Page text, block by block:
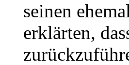
seinen
erklärten,